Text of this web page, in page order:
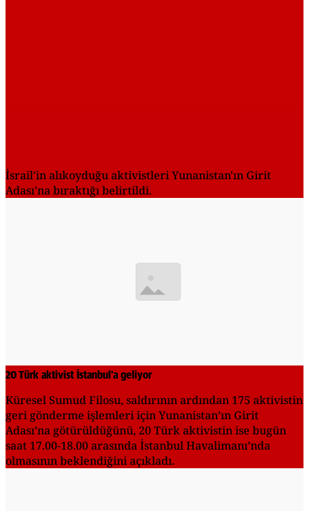
İsrail'in alıkoyduğu aktivistleri Yunanistan'ın Girit
Adası'na bıraktığı belirtildi.
20 Türk aktivist İstanbul'a geliyor
Küresel Sumud Filosu, saldırının ardından 175 aktivistin
geri gönderme işlemleri için Yunanistan’ın Girit
Adası’na götürüldüğünü, 20 Türk aktivistin ise bugün
saat 17.00-18.00 arasında İstanbul Havalimanı’nda
olmasının beklendiğini açıkladı.